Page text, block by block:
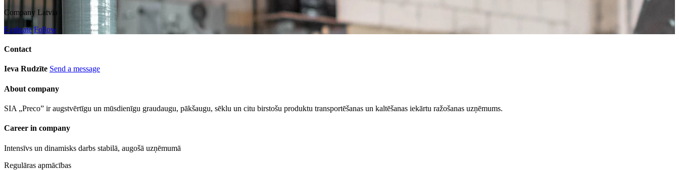
Company Latvia
Evaluate Follow
Contact
Ieva Rudzīte Send a message
About company
SIA „Preco” ir augstvērtīgu un mūsdienīgu graudaugu, pākšaugu, sēklu un citu birstošu produktu transportēšanas un kaltēšanas iekārtu ražošanas uzņēmums.
Career in company
Intensīvs un dinamisks darbs stabilā, augošā uzņēmumā
Regulāras apmācības